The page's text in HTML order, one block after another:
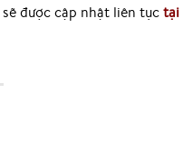
được cập nhật liên tụctại